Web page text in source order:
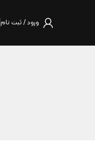
ورود / ثبت نام